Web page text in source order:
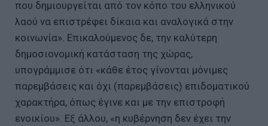
που δημιουργείται από τον κόπο του ελληνικού
λαού να επιστρέφει δίκαια και αναλογικά στην
κοινωνία». Επικαλούμενος δε, την καλύτερη
δημοσιονομική κατάσταση της χώρας,
υπογράμμισε ότι «κάθε έτος γίνονται μόνιμες
παρεμβάσεις και όχι (παρεμβάσεις) επιδοματικού
χαρακτήρα, όπως έγινε και με την επιστροφή
ενοικίου». Εξ άλλου, «η κυβέρνηση δεν έχει την